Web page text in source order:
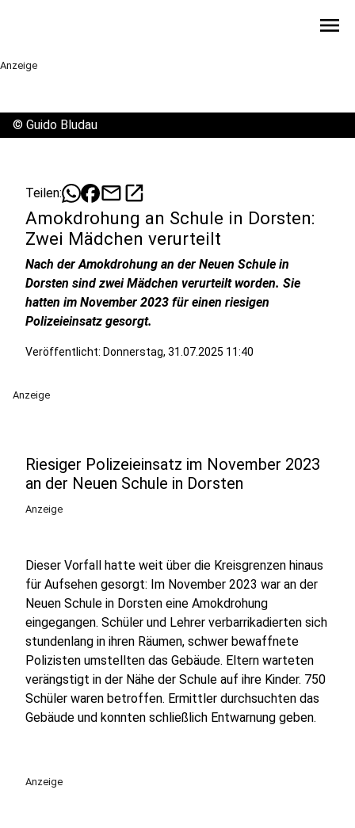
menu
Anzeige
© Guido Bludau
Teilen: mailopen_in_new
Amokdrohung an Schule in Dorsten:
Zwei Mädchen verurteilt
Nach der Amokdrohung an der Neuen Schule in
Dorsten sind zwei Mädchen verurteilt worden. Sie
hatten im November 2023 für einen riesigen
Polizeieinsatz gesorgt.
Veröffentlicht: Donnerstag, 31.07.2025 11:40
Anzeige
Riesiger Polizeieinsatz im November 2023
an der Neuen Schule in Dorsten
Anzeige
Dieser Vorfall hatte weit über die Kreisgrenzen hinaus
für Aufsehen gesorgt: Im November 2023 war an der
Neuen Schule in Dorsten eine Amokdrohung
eingegangen. Schüler und Lehrer verbarrikadierten sich
stundenlang in ihren Räumen, schwer bewaffnete
Polizisten umstellten das Gebäude. Eltern warteten
verängstigt in der Nähe der Schule auf ihre Kinder. 750
Schüler waren betroffen. Ermittler durchsuchten das
Gebäude und konnten schließlich Entwarnung geben.
Anzeige